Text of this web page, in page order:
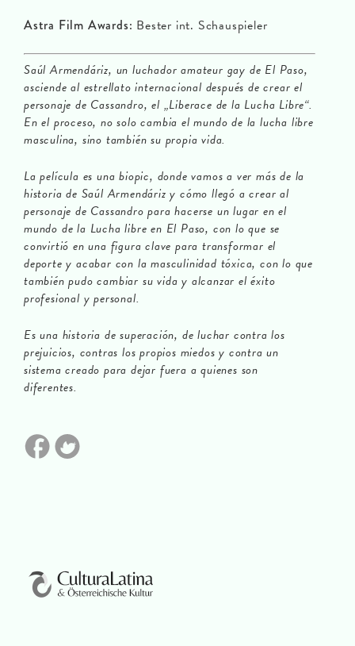
Astra Film Awards: Bester int. Schauspieler
Saúl Armendáriz, un luchador amateur gay de El Paso,
asciende al estrellato internacional después de crear el
personaje de Cassandro, el „Liberace de la Lucha Libre“.
En el proceso, no solo cambia el mundo de la lucha libre
masculina, sino también su propia vida.
La película es una biopic, donde vamos a ver más de la
historia de Saúl Armendáriz y cómo llegó a crear al
personaje de Cassandro para hacerse un lugar en el
mundo de la Lucha libre en El Paso, con lo que se
convirtió en una figura clave para transformar el
deporte y acabar con la masculinidad tóxica, con lo que
también pudo cambiar su vida y alcanzar el éxito
profesional y personal.
Es una historia de superación, de luchar contra los
prejuicios, contras los propios miedos y contra un
sistema creado para dejar fuera a quienes son
diferentes.